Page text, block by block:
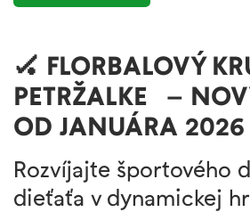
🏑 FLORBALOVÝ
PETRŽALKE –
OD JANUÁRA 2026
Rozvíjajte športového
dieťaťa v dynamickej